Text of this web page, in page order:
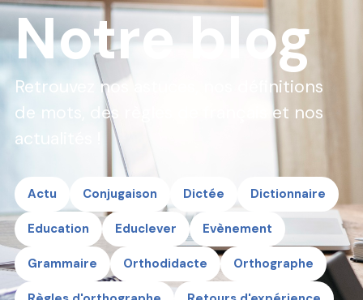
Notre blog
Retrouvez nos astuces, nos définitions
de mots, des règles de français et nos
actualités !
Actu Conjugaison Dictée Dictionnaire
Education Educlever Evènement
Grammaire Orthodidacte Orthographe